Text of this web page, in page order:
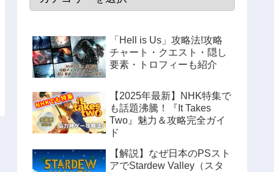
「Hell is Us」攻略法!攻略
チャート・クエスト・隠し
要素・トロフィーも紹介
【2025年最新】NHK特集で
も話題沸騰！『It Takes
Two』魅力＆攻略完全ガイ
ド
【解説】なぜ日本のPSスト
アでStardew Valley（スタ